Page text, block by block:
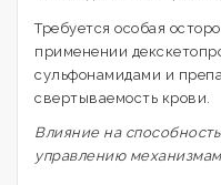
Требуется особая
применении
сульфонамидами и
свертываемость крови.
Влияние на
управлению